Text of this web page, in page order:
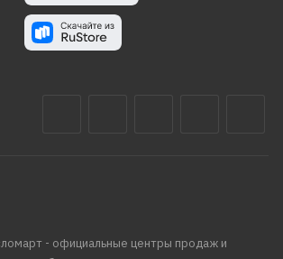
- официальные центры продаж и